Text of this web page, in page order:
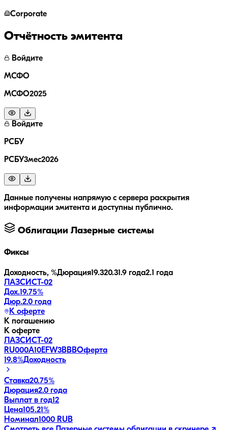
Corporate
Отчётность эмитента
Войдите
МСФО
МСФО2025
Войдите
РСБУ
РСБУ3мес2026
Данные получены напрямую с сервера раскрытия
информации эмитента и доступны публично.
Облигации Лазерные системы
Фиксы
Доходность, %Дюрация19.320.31.9 года2.1 года
ЛАЗСИСТ-02
Дох.19.75%
Дюр.2.0 года
К оферте
К погашению
К оферте
ЛАЗСИСТ-02
RU000A10EFW3BBBОферта
19.8%Доходность
Ставка20.75%
Дюрация2.0 года
Выплат в год12
Цена105.21%
Номинал1000 RUB